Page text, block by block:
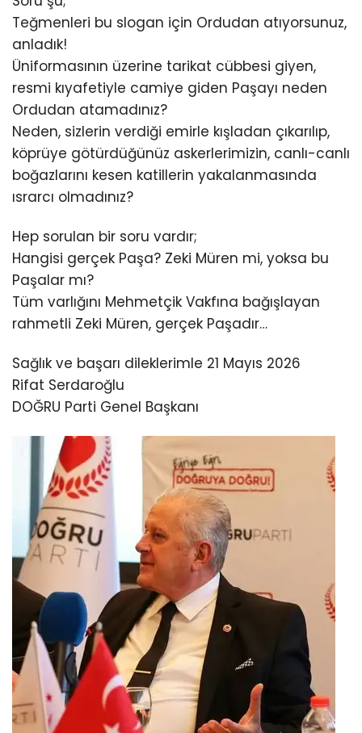
Teğmenleri bu slogan için Ordudan atıyorsunuz,
anladık!
Üniformasının üzerine tarikat cübbesi giyen,
resmi kıyafetiyle camiye giden Paşayı neden
Ordudan atamadınız?
Neden, sizlerin verdiği emirle kışladan çıkarılıp,
köprüye götürdüğünüz askerlerimizin, canlı-canlı
boğazlarını kesen katillerin yakalanmasında
ısrarcı olmadınız?
Hep sorulan bir soru vardır;
Hangisi gerçek Paşa? Zeki Müren mi, yoksa bu
Paşalar mı?
Tüm varlığını Mehmetçik Vakfına bağışlayan
rahmetli Zeki Müren, gerçek Paşadır…
Sağlık ve başarı dileklerimle 21 Mayıs 2026
Rifat Serdaroğlu
DOĞRU Parti Genel Başkanı